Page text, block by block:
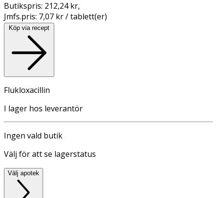
Butikspris: 212,24 kr,
Jmfs.pris: 7,07 kr / tablett(er)
Köp via recept
Flukloxacillin
I lager hos leverantör
Ingen vald butik
Välj för att se lagerstatus
Välj apotek